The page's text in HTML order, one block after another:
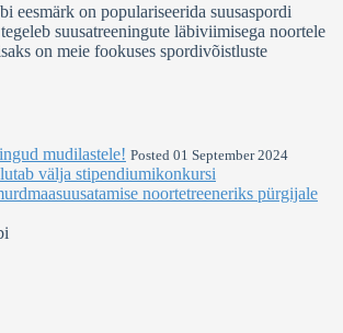
eesmärk on populariseerida suusaspordi
suusatreeningute läbiviimisega noortele
on meie fookuses spordivõistluste
mudilastele! Posted 01 September 2024
välja stipendiumikonkursi
noortetreeneriks pürgijale